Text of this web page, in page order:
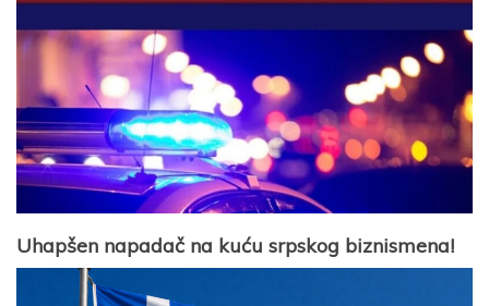
Uhapšen napadač na kuću srpskog biznismena!